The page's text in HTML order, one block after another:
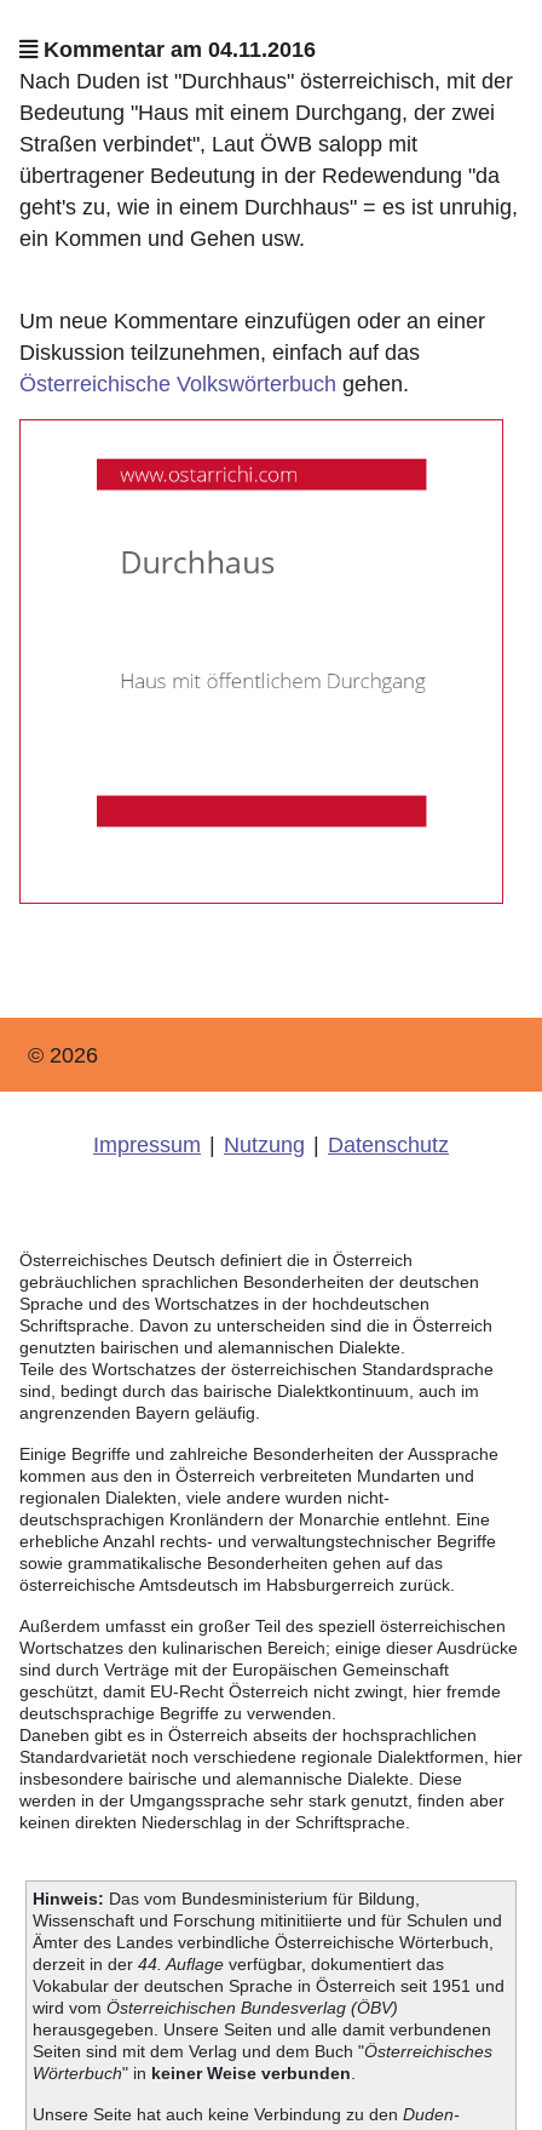
Kommentar am 04.11.2016
Nach Duden ist "Durchhaus" österreichisch, mit der
Bedeutung "Haus mit einem Durchgang, der zwei
Straßen verbindet", Laut ÖWB salopp mit
übertragener Bedeutung in der Redewendung "da
geht's zu, wie in einem Durchhaus" = es ist unruhig,
ein Kommen und Gehen usw.
Um neue Kommentare einzufügen oder an einer
Diskussion teilzunehmen, einfach auf das
Österreichische Volkswörterbuch gehen.
© 2026
Impressum Nutzung Datenschutz
Österreichisches Deutsch definiert die in Österreich
gebräuchlichen sprachlichen Besonderheiten der deutschen
Sprache und des Wortschatzes in der hochdeutschen
Schriftsprache. Davon zu unterscheiden sind die in Österreich
genutzten bairischen und alemannischen Dialekte.
Teile des Wortschatzes der österreichischen Standardsprache
sind, bedingt durch das bairische Dialektkontinuum, auch im
angrenzenden Bayern geläufig.
Einige Begriffe und zahlreiche Besonderheiten der Aussprache
kommen aus den in Österreich verbreiteten Mundarten und
regionalen Dialekten, viele andere wurden nicht-
deutschsprachigen Kronländern der Monarchie entlehnt. Eine
erhebliche Anzahl rechts- und verwaltungstechnischer Begriffe
sowie grammatikalische Besonderheiten gehen auf das
österreichische Amtsdeutsch im Habsburgerreich zurück.
Außerdem umfasst ein großer Teil des speziell österreichischen
Wortschatzes den kulinarischen Bereich; einige dieser Ausdrücke
sind durch Verträge mit der Europäischen Gemeinschaft
geschützt, damit EU-Recht Österreich nicht zwingt, hier fremde
deutschsprachige Begriffe zu verwenden.
Daneben gibt es in Österreich abseits der hochsprachlichen
Standardvarietät noch verschiedene regionale Dialektformen, hier
insbesondere bairische und alemannische Dialekte. Diese
werden in der Umgangssprache sehr stark genutzt, finden aber
keinen direkten Niederschlag in der Schriftsprache.
Hinweis: Das vom Bundesministerium für Bildung,
Wissenschaft und Forschung mitinitiierte und für Schulen und
Ämter des Landes verbindliche Österreichische Wörterbuch,
derzeit in der 44. Auflageverfügbar, dokumentiert das
Vokabular der deutschen Sprache in Österreich seit 1951 und
wird vom Österreichischen Bundesverlag (ÖBV)
herausgegeben. Unsere Seiten und alle damit verbundenen
Seiten sind mit dem Verlag und dem Buch "Österreichisches
Wörterbuch" in keiner Weise verbunden
Unsere Seite hat auch keine Verbindung zu den Duden-